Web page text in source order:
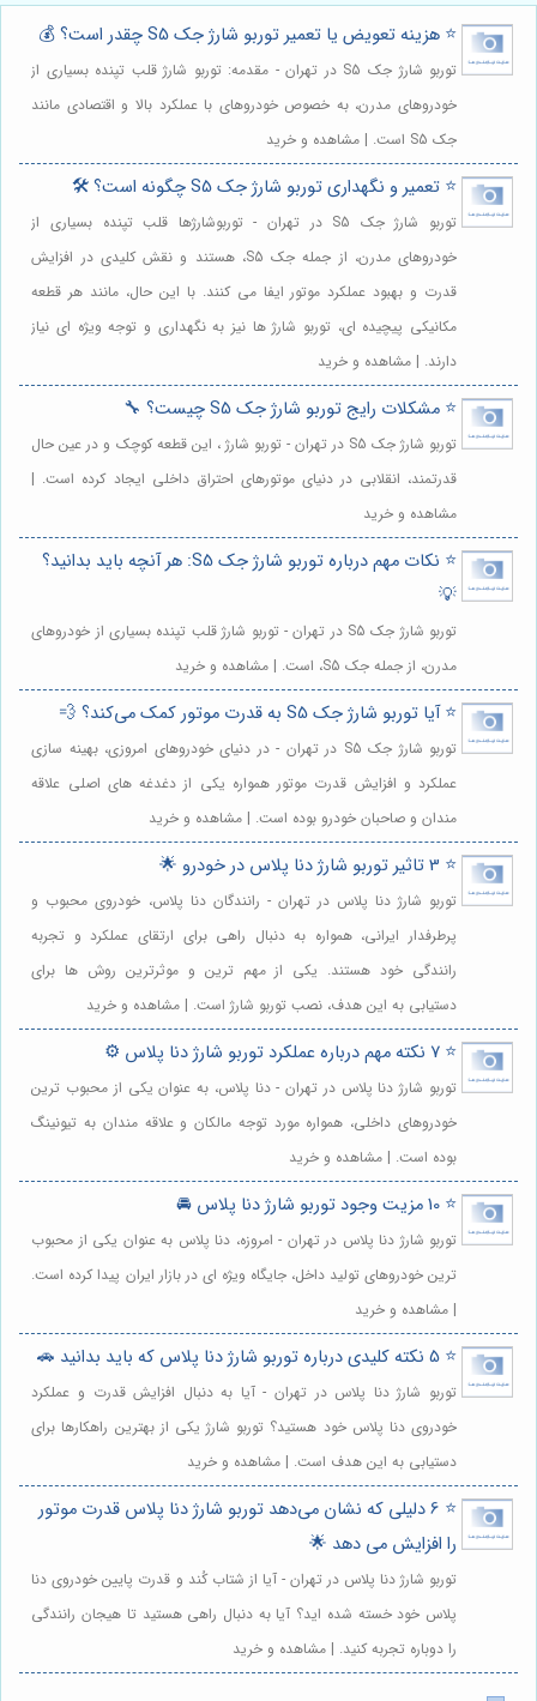
⭐️ هزینه تعویض یا تعمیر توربو شارژ جک S5 چقدر است؟ 💰
توربو شارژ جک S5 در تهران - مقدمه: توربو شارژ قلب تپنده بسیاری از
خودروهای مدرن، به خصوص خودروهای با عملکرد بالا و اقتصادی مانند
جک S5 است. | مشاهده و خرید
⭐️ تعمیر و نگهداری توربو شارژ جک S5 چگونه است؟ 🛠️
توربو شارژ جک S5 در تهران - توربوشارژها قلب تپنده بسیاری از
خودروهای مدرن، از جمله جک S5، هستند و نقش کلیدی در افزایش
قدرت و بهبود عملکرد موتور ایفا می کنند. با این حال، مانند هر قطعه
مکانیکی پیچیده ای، توربو شارژ ها نیز به نگهداری و توجه ویژه ای نیاز
دارند. | مشاهده و خرید
⭐️ مشکلات رایج توربو شارژ جک S5 چیست؟ 🔧
توربو شارژ جک S5 در تهران - توربو شارژ ، این قطعه کوچک و در عین حال
قدرتمند، انقلابی در دنیای موتورهای احتراق داخلی ایجاد کرده است. |
مشاهده و خرید
⭐️ نکات مهم درباره توربو شارژ جک S5: هر آنچه باید بدانید؟
💡
توربو شارژ جک S5 در تهران - توربو شارژ قلب تپنده بسیاری از خودروهای
مدرن، از جمله جک S5، است. | مشاهده و خرید
⭐️ آیا توربو شارژ جک S5 به قدرت موتور کمک می‌کند؟ 💨
توربو شارژ جک S5 در تهران - در دنیای خودروهای امروزی، بهینه سازی
عملکرد و افزایش قدرت موتور همواره یکی از دغدغه های اصلی علاقه
مندان و صاحبان خودرو بوده است. | مشاهده و خرید
⭐️ 3 تاثیر توربو شارژ دنا پلاس در خودرو 🌟
توربو شارژ دنا پلاس در تهران - رانندگان دنا پلاس، خودروی محبوب و
پرطرفدار ایرانی، همواره به دنبال راهی برای ارتقای عملکرد و تجربه
رانندگی خود هستند. یکی از مهم ترین و موثرترین روش ها برای
دستیابی به این هدف، نصب توربو شارژ است. | مشاهده و خرید
⭐️ 7 نکته مهم درباره عملکرد توربو شارژ دنا پلاس ⚙️
توربو شارژ دنا پلاس در تهران - دنا پلاس، به عنوان یکی از محبوب ترین
خودروهای داخلی، همواره مورد توجه مالکان و علاقه مندان به تیونینگ
بوده است. | مشاهده و خرید
⭐️ 10 مزیت وجود توربو شارژ دنا پلاس 🚘
توربو شارژ دنا پلاس در تهران - امروزه، دنا پلاس به عنوان یکی از محبوب
ترین خودروهای تولید داخل، جایگاه ویژه ای در بازار ایران پیدا کرده است.
| مشاهده و خرید
⭐️ 5 نکته کلیدی درباره توربو شارژ دنا پلاس که باید بدانید 🚗
توربو شارژ دنا پلاس در تهران - آیا به دنبال افزایش قدرت و عملکرد
خودروی دنا پلاس خود هستید؟ توربو شارژ یکی از بهترین راهکارها برای
دستیابی به این هدف است. | مشاهده و خرید
⭐️ 6 دلیلی که نشان می‌دهد توربو شارژ دنا پلاس قدرت موتور
را افزایش می دهد 🌟
توربو شارژ دنا پلاس در تهران - آیا از شتاب کُند و قدرت پایین خودروی دنا
پلاس خود خسته شده اید؟ آیا به دنبال راهی هستید تا هیجان رانندگی
را دوباره تجربه کنید. | مشاهده و خرید